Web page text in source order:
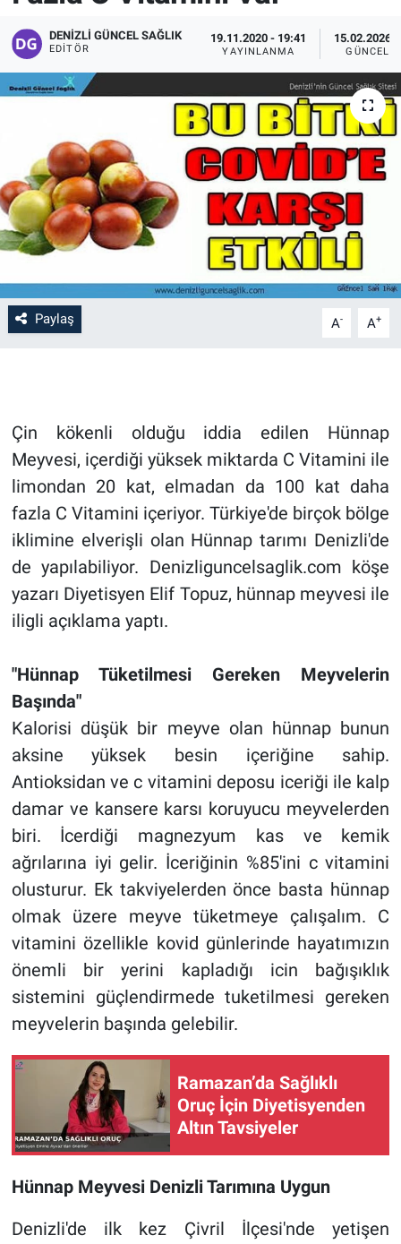
DENIZLI GÜNCEL SAĞLIK
EDITÖR
19.11.2020 - 19:41
YAYINLANMA
15.02.2026 -
Paylaş A- A+
Çin kökenli olduğu iddia edilen Hünnap
Meyvesi, içerdiği yüksek miktarda C Vitamini ile
limondan 20 kat, elmadan da 100 kat daha
fazla C Vitamini içeriyor. Türkiye'de birçok bölge
iklimine elverişli olan Hünnap tarımı Denizli'de
de yapılabiliyor. Denizliguncelsaglik.com köşe
yazarı Diyetisyen Elif Topuz, hünnap meyvesi ile
iligli açıklama yaptı.
"Hünnap Tüketilmesi Gereken Meyvelerin
Başında"
Kalorisi düşük bir meyve olan hünnap bunun
aksine yüksek besin içeriğine sahip.
Antioksidan ve c vitamini deposu iceriği ile kalp
damar ve kansere karsı koruyucu meyvelerden
biri. İcerdiği magnezyum kas ve kemik
ağrılarına iyi gelir. İceriğinin %85'ini c vitamini
olusturur. Ek takviyelerden önce basta hünnap
olmak üzere meyve tüketmeye çalışalım. C
vitamini özellikle kovid günlerinde hayatımızın
önemli bir yerini kapladığı icin bağışıklık
sistemini güçlendirmede tuketilmesi gereken
meyvelerin başında gelebilir.
Ramazan’da Sağlıklı
Oruç İçin Diyetisyenden
Altın Tavsiyeler
Hünnap Meyvesi Denizli Tarımına Uygun
Denizli'de ilk kez Çivril İlçesi'nde yetişen